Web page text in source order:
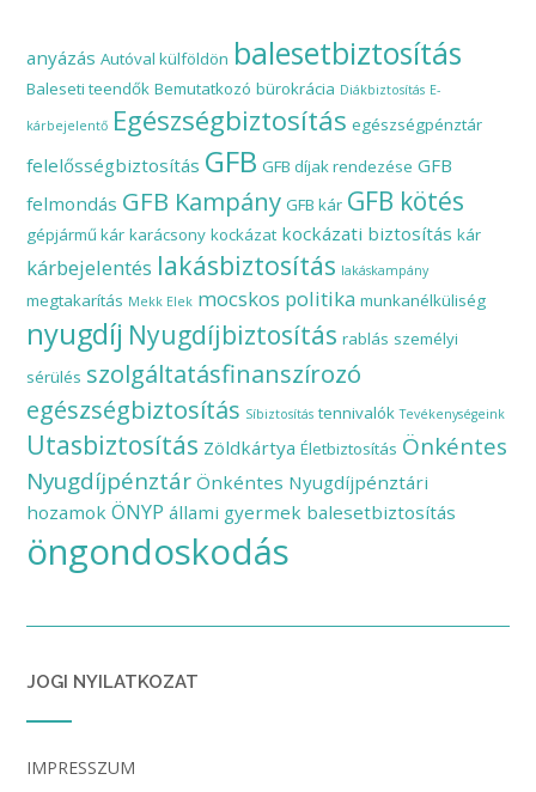
anyázás Autóval külföldön balesetbiztosítás
Baleseti teendők Bemutatkozó bürokrácia Diákbiztosítás E-
kárbejelentő Egészségbiztosítás egészségpénztár
felelősségbiztosítás GFB GFB díjak rendezése GFB
felmondás GFB Kampány GFB kár GFB kötés
gépjármű kár karácsony kockázat kockázati biztosítás kár
kárbejelentés lakásbiztosítás lakáskampány
megtakarítás Mekk Elek mocskos politika munkanélküliség
nyugdíj Nyugdíjbiztosítás rablás személyi
sérülés szolgáltatásfinanszírozó
egészségbiztosítás Síbiztosítás tennivalók Tevékenységeink
Utasbiztosítás Zöldkártya Életbiztosítás Önkéntes
Nyugdíjpénztár Önkéntes Nyugdíjpénztári
hozamok ÖNYP állami gyermek balesetbiztosítás
öngondoskodás
JOGI NYILATKOZAT
IMPRESSZUM